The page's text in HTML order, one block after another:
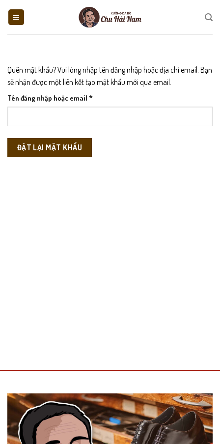
Quên mật khẩu? Vui lòng nhập tên đăng nhập hoặc địa chỉ email. Bạn
sẽ nhận được một liên kết tạo mật khẩu mới qua email.
Tên đăng nhập hoặc email *Bắt
buộc
ĐẶT LẠI MẬT KHẨU